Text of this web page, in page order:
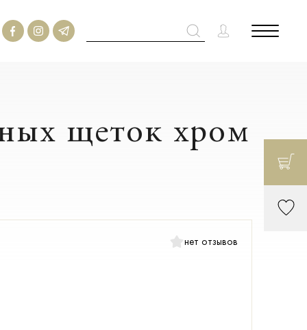
щеток хром
нет отзывов